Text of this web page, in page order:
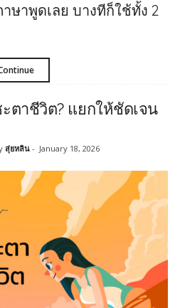
ษาพูดเลย บางทีก็ใช้ทั้ง 2
ตาชีวิต? แยกให้ชัดเจน
สุ่ยหลิน - January 18, 2026